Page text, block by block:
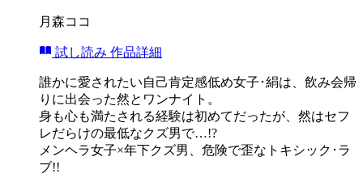
月森ココ
試し読み 作品詳細
誰かに愛されたい自己肯定感低め女子･絹は、飲み会帰
りに出会った然とワンナイト。
身も心も満たされる経験は初めてだったが、然はセフ
レだらけの最低なクズ男で…!?
メンヘラ女子×年下クズ男、危険で歪なトキシック･ラ
ブ!!